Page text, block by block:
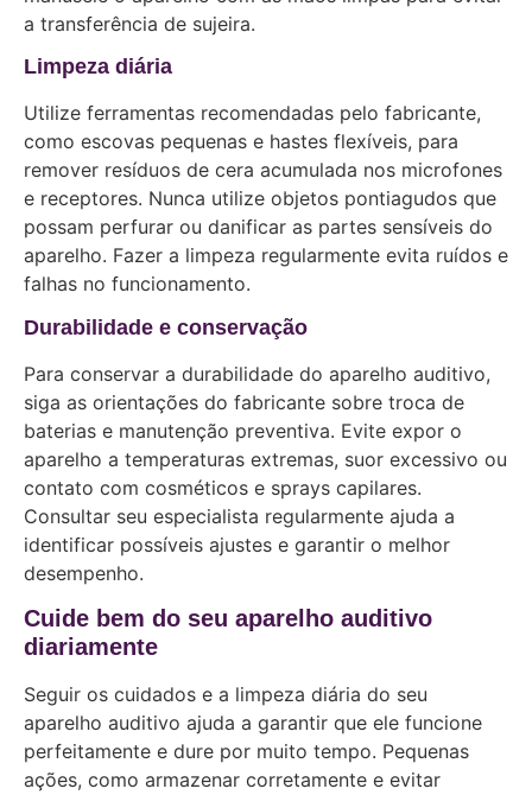
a transferência de sujeira.
Limpeza diária
Utilize ferramentas recomendadas pelo fabricante,
como escovas pequenas e hastes flexíveis, para
remover resíduos de cera acumulada nos microfones
e receptores. Nunca utilize objetos pontiagudos que
possam perfurar ou danificar as partes sensíveis do
aparelho. Fazer a limpeza regularmente evita ruídos e
falhas no funcionamento.
Durabilidade e conservação
Para conservar a durabilidade do aparelho auditivo,
siga as orientações do fabricante sobre troca de
baterias e manutenção preventiva. Evite expor o
aparelho a temperaturas extremas, suor excessivo ou
contato com cosméticos e sprays capilares.
Consultar seu especialista regularmente ajuda a
identificar possíveis ajustes e garantir o melhor
desempenho.
Cuide bem do seu aparelho auditivo
diariamente
Seguir os cuidados e a limpeza diária do seu
aparelho auditivo ajuda a garantir que ele funcione
perfeitamente e dure por muito tempo. Pequenas
ações, como armazenar corretamente e evitar